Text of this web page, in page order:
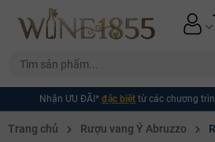
Nhận ƯU ĐÃI* đặc biệt từ các chương
Trang chủ Rượu vang Ý Abruzzo